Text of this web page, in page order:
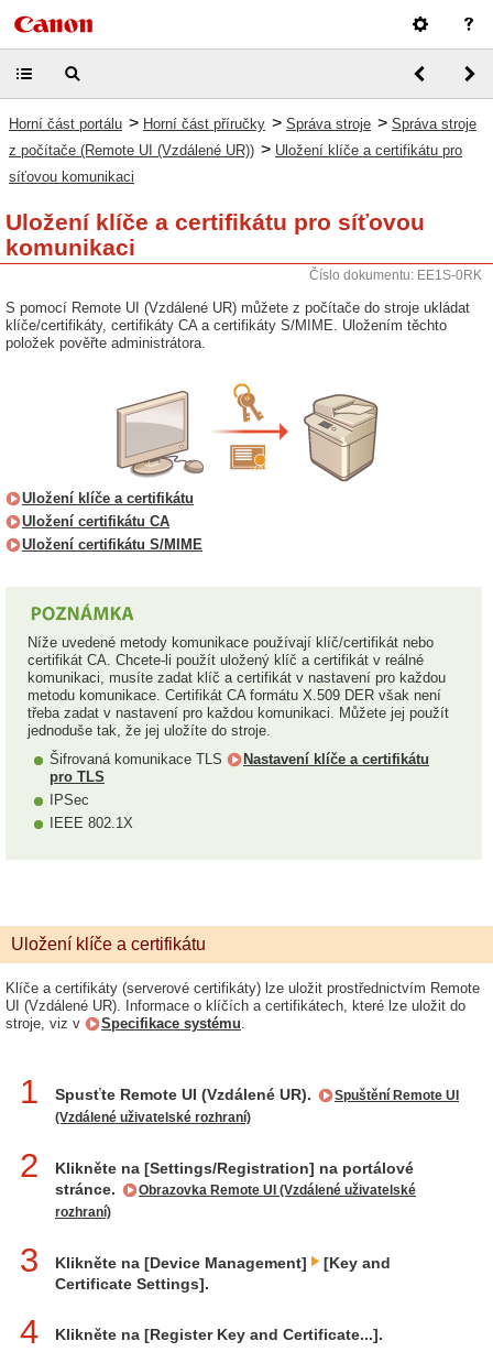
Horní část portálu > Horní část příručky > Správa stroje > Správa stroje
z počítače (Remote UI (Vzdálené UR)) > Uložení klíče a certifikátu pro
síťovou komunikaci
Uložení klíče a certifikátu pro síťovou
komunikaci
Číslo dokumentu: EE1S-0RK
S pomocí Remote UI (Vzdálené UR) můžete z počítače do stroje ukládat
klíče/certifikáty, certifikáty CA a certifikáty S/MIME. Uložením těchto
položek pověřte administrátora.
Uložení klíče a certifikátu
Uložení certifikátu CA
Uložení certifikátu S/MIME
Níže uvedené metody komunikace používají klíč/certifikát nebo
certifikát CA. Chcete-li použít uložený klíč a certifikát v reálné
komunikaci, musíte zadat klíč a certifikát v nastavení pro každou
metodu komunikace. Certifikát CA formátu X.509 DER však není
třeba zadat v nastavení pro každou komunikaci. Můžete jej použít
jednoduše tak, že jej uložíte do stroje.
Šifrovaná komunikace TLS
Nastavení klíče a certifikátu
pro TLS
IPSec
IEEE 802.1X
Uložení klíče a certifikátu
Klíče a certifikáty (serverové certifikáty) lze uložit prostřednictvím Remote
UI (Vzdálené UR). Informace o klíčích a certifikátech, které lze uložit do
stroje, viz v
Specifikace systému.
1 Spusťte Remote UI (Vzdálené UR).
Spuštění Remote UI
(Vzdálené uživatelské rozhraní)
2
Klikněte na [Settings/Registration] na portálové
stránce.
Obrazovka Remote UI (Vzdálené uživatelské
rozhraní)
3 Klikněte na [Device Management]
[Key and
Certificate Settings].
4 Klikněte na [Register Key and Certificate...].